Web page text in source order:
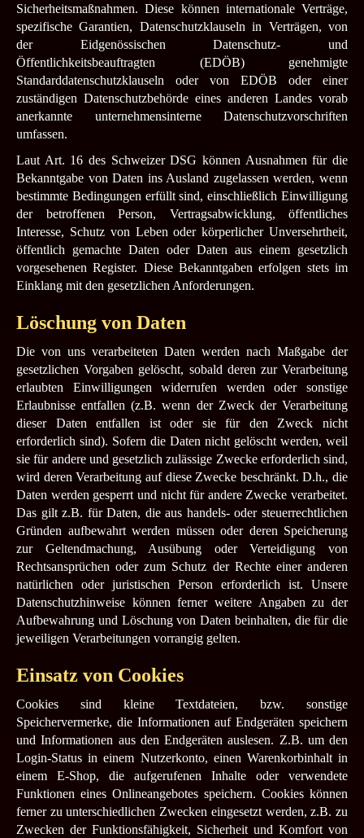
Sicherheitsmaßnahmen. Diese können internationale Verträge,
spezifische Garantien, Datenschutzklauseln in Verträgen, von
der Eidgenössischen Datenschutz- und
Öffentlichkeitsbeauftragten (EDÖB) genehmigte
Standarddatenschutzklauseln oder von EDÖB oder einer
zuständigen Datenschutzbehörde eines anderen Landes vorab
anerkannte unternehmensinterne Datenschutzvorschriften
umfassen.
Laut Art. 16 des Schweizer DSG können Ausnahmen für die
Bekanntgabe von Daten ins Ausland zugelassen werden, wenn
bestimmte Bedingungen erfüllt sind, einschließlich Einwilligung
der betroffenen Person, Vertragsabwicklung, öffentliches
Interesse, Schutz von Leben oder körperlicher Unversehrtheit,
öffentlich gemachte Daten oder Daten aus einem gesetzlich
vorgesehenen Register. Diese Bekanntgaben erfolgen stets im
Einklang mit den gesetzlichen Anforderungen.
Löschung von Daten
Die von uns verarbeiteten Daten werden nach Maßgabe der
gesetzlichen Vorgaben gelöscht, sobald deren zur Verarbeitung
erlaubten Einwilligungen widerrufen werden oder sonstige
Erlaubnisse entfallen (z.B. wenn der Zweck der Verarbeitung
dieser Daten entfallen ist oder sie für den Zweck nicht
erforderlich sind). Sofern die Daten nicht gelöscht werden, weil
sie für andere und gesetzlich zulässige Zwecke erforderlich sind,
wird deren Verarbeitung auf diese Zwecke beschränkt. D.h., die
Daten werden gesperrt und nicht für andere Zwecke verarbeitet.
Das gilt z.B. für Daten, die aus handels- oder steuerrechtlichen
Gründen aufbewahrt werden müssen oder deren Speicherung
zur Geltendmachung, Ausübung oder Verteidigung von
Rechtsansprüchen oder zum Schutz der Rechte einer anderen
natürlichen oder juristischen Person erforderlich ist. Unsere
Datenschutzhinweise können ferner weitere Angaben zu der
Aufbewahrung und Löschung von Daten beinhalten, die für die
jeweiligen Verarbeitungen vorrangig gelten.
Einsatz von Cookies
Cookies sind kleine Textdateien, bzw. sonstige
Speichervermerke, die Informationen auf Endgeräten speichern
und Informationen aus den Endgeräten auslesen. Z.B. um den
Login-Status in einem Nutzerkonto, einen Warenkorbinhalt in
einem E-Shop, die aufgerufenen Inhalte oder verwendete
Funktionen eines Onlineangebotes speichern. Cookies können
ferner zu unterschiedlichen Zwecken eingesetzt werden, z.B. zu
Zwecken der Funktionsfähigkeit, Sicherheit und Komfort von